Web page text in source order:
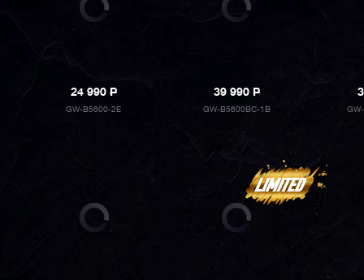
24 990P
GW-B5600-2E
39 990P
GW-B5600BC-1B